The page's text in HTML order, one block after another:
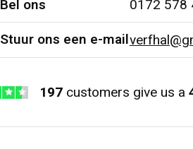
Bel ons
0172 578
Stuur ons een e-mail
197 customers give us a